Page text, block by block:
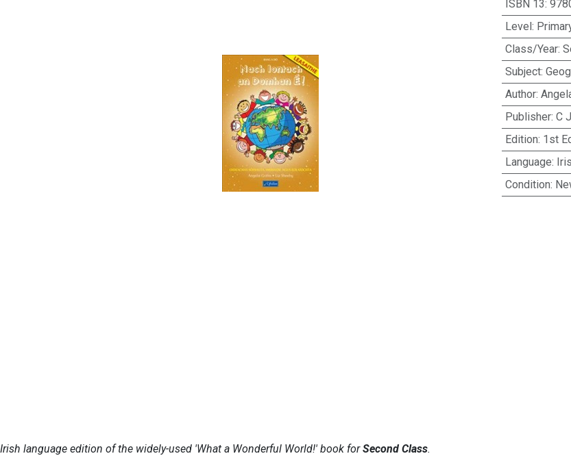
ISBN 13:
Level:
Class/Year:
Subject:
Author:
Publisher: C
Edition: 1st
Language:
Condition:
Irish language edition of the widely-used 'What a Wonderful World!' book forSecond Class.